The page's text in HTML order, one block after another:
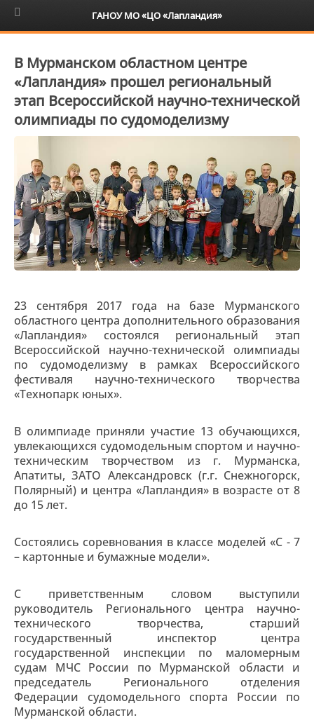
6+
В Мурманском областном центре
«Лапландия» прошел региональный
этап Всероссийской научно-технической
олимпиады по судомоделизму
23 сентября 2017 года на базе Мурманского
областного центра дополнительного образования
«Лапландия» состоялся региональный этап
Всероссийской научно-технической олимпиады
по судомоделизму в рамках Всероссийского
фестиваля научно-технического творчества
«Технопарк юных».
В олимпиаде приняли участие 13 обучающихся,
увлекающихся судомодельным спортом и научно-
техническим творчеством из г. Мурманска,
Апатиты, ЗАТО Александровск (г.г. Снежногорск,
Полярный) и центра «Лапландия» в возрасте от 8
до 15 лет.
Состоялись соревнования в классе моделей «С - 7
– картонные и бумажные модели».
С приветственным словом выступили
руководитель Регионального центра научно-
технического творчества, старший
государственный инспектор центра
государственной инспекции по маломерным
судам МЧС России по Мурманской области и
председатель Регионального отделения
Федерации судомодельного спорта России по
Мурманской области.
ГАНОУ МО «ЦО «Лапландия»